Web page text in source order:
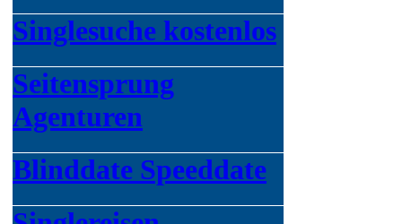
Singlesuche kostenlos
Seitensprung
Agenturen
Blinddate Speeddate